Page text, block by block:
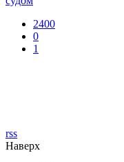
2400
0
1
rss
Наверх